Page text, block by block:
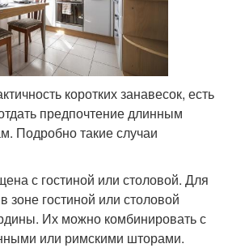
коротких занавесок, есть
предпочтение длинным
Подробно такие случаи
с гостиной или столовой. Для
гостиной или столовой
Их можно комбинировать с
или римскими шторами.